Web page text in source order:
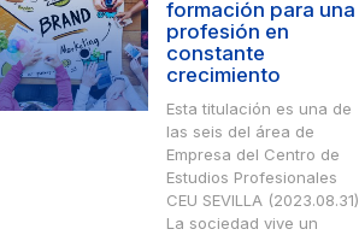
formación para una
profesión en
constante
crecimiento
Esta titulación es una de
las seis del área de
Empresa del Centro de
Estudios Profesionales
CEU SEVILLA (2023.08.31)
La sociedad vive un